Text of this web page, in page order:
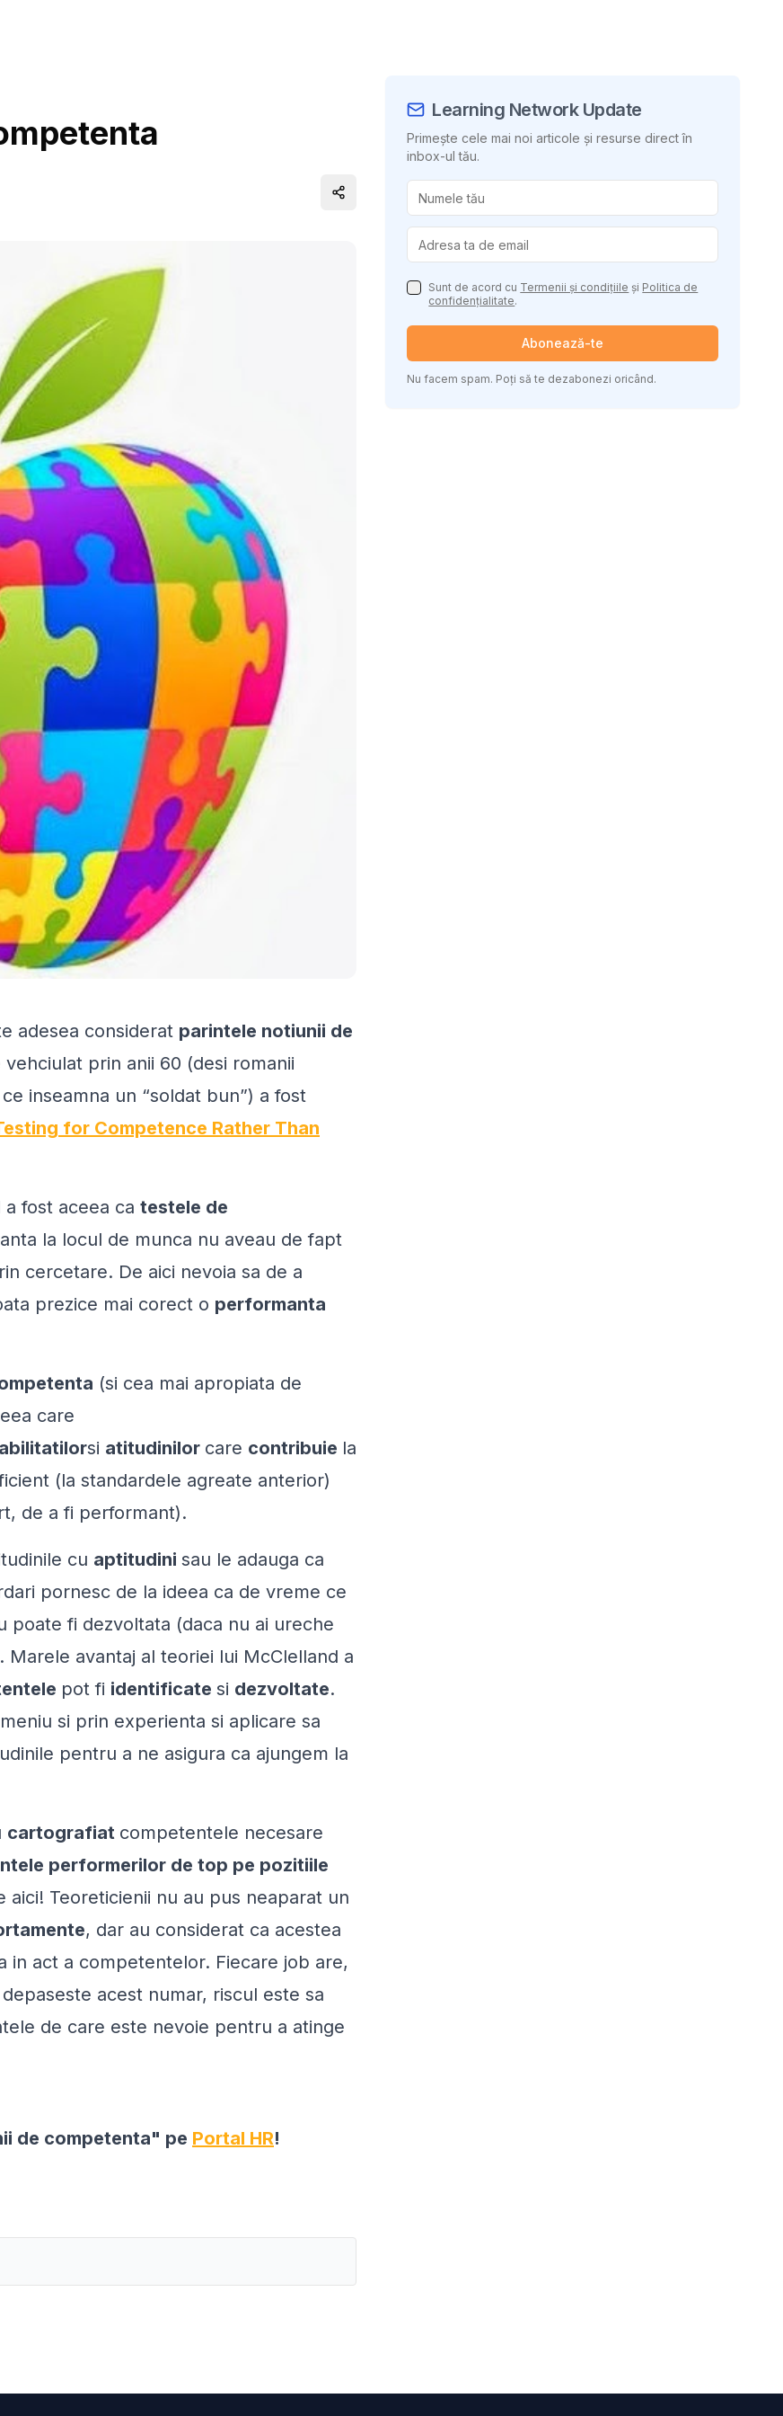
Distribuie conținutul
adesea considerat parintele notiunii de
prin anii 60 (desi romanii
inseamna un “soldat bun”) a fost
for Competence Rather Than
fost aceea ca testele de
la locul de munca nu aveau de fapt
cercetare. De aici nevoia sa de a
prezice mai corect o performanta
(si cea mai apropiata de
care
abilitatilorsi atitudinilor care contribuie la
(la standardele agreate anterior)
de a fi performant).
cu aptitudini sau le adauga ca
pornesc de la ideea ca de vreme ce
poate fi dezvoltata (daca nu ai ureche
avantaj al teoriei lui McClelland a
pot fi identificate si dezvoltate.
si prin experienta si aplicare sa
pentru a ne asigura ca ajungem la
cartografiat competentele necesare
performerilor de top pe pozitiile
aici! Teoreticienii nu au pus neaparat un
, dar au considerat ca acestea
act a competentelor. Fiecare job are,
acest numar, riscul este sa
de care este nevoie pentru a atinge
de competenta" pe Portal HR!
Learning Network Update
Primește cele mai noi articole și resurse direct în
inbox-ul tău.
Sunt de acord cu Termenii și condițiile și Politica de
confidențialitate.
Abonează-te
Nu facem spam. Poți să te dezabonezi oricând.